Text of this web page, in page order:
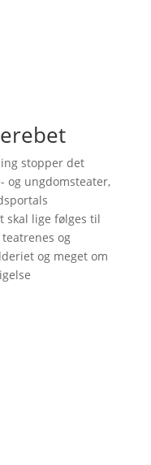
stopper det
og ungdomsteater,
skal lige følges til
og
og meget om